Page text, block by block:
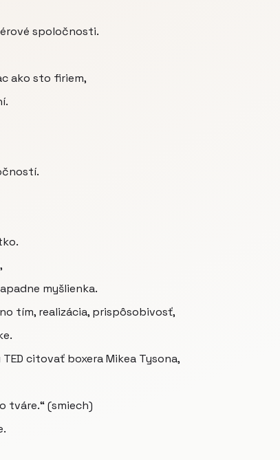
spoločnosti.
ako sto firiem,
myšlienka.
tím, realizácia, prispôsobivosť,
citovať boxera Mikea Tysona,
tváre.“ (smiech)